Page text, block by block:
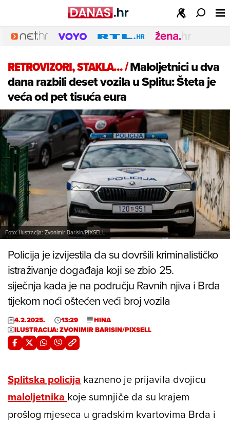
RETROVIZORI, STAKLA.../Maloljetnici u dva
dana razbili deset vozila u Splitu: Šteta je
veća od pet tisuća eura
Foto: Ilustracija: Zvonimir Barisin/PIXSELL
Policija je izvijestila da su dovršili kriminalističko
istraživanje događaja koji se zbio 25.
siječnja kada je na području Ravnih njiva i Brda
tijekom noći oštećen veći broj vozila
4.2.2025. 13:29
HINA
ILUSTRACIJA: ZVONIMIR BARISIN/PIXSELL
Splitska policija kazneno je prijavila dvojicu
maloljetnika koje sumnjiče da su krajem
prošlog mjeseca u gradskim kvartovima Brda i